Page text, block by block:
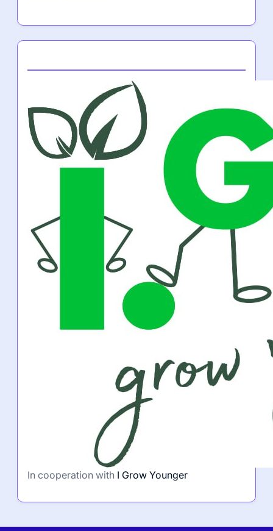
In cooperation with I Grow Younger